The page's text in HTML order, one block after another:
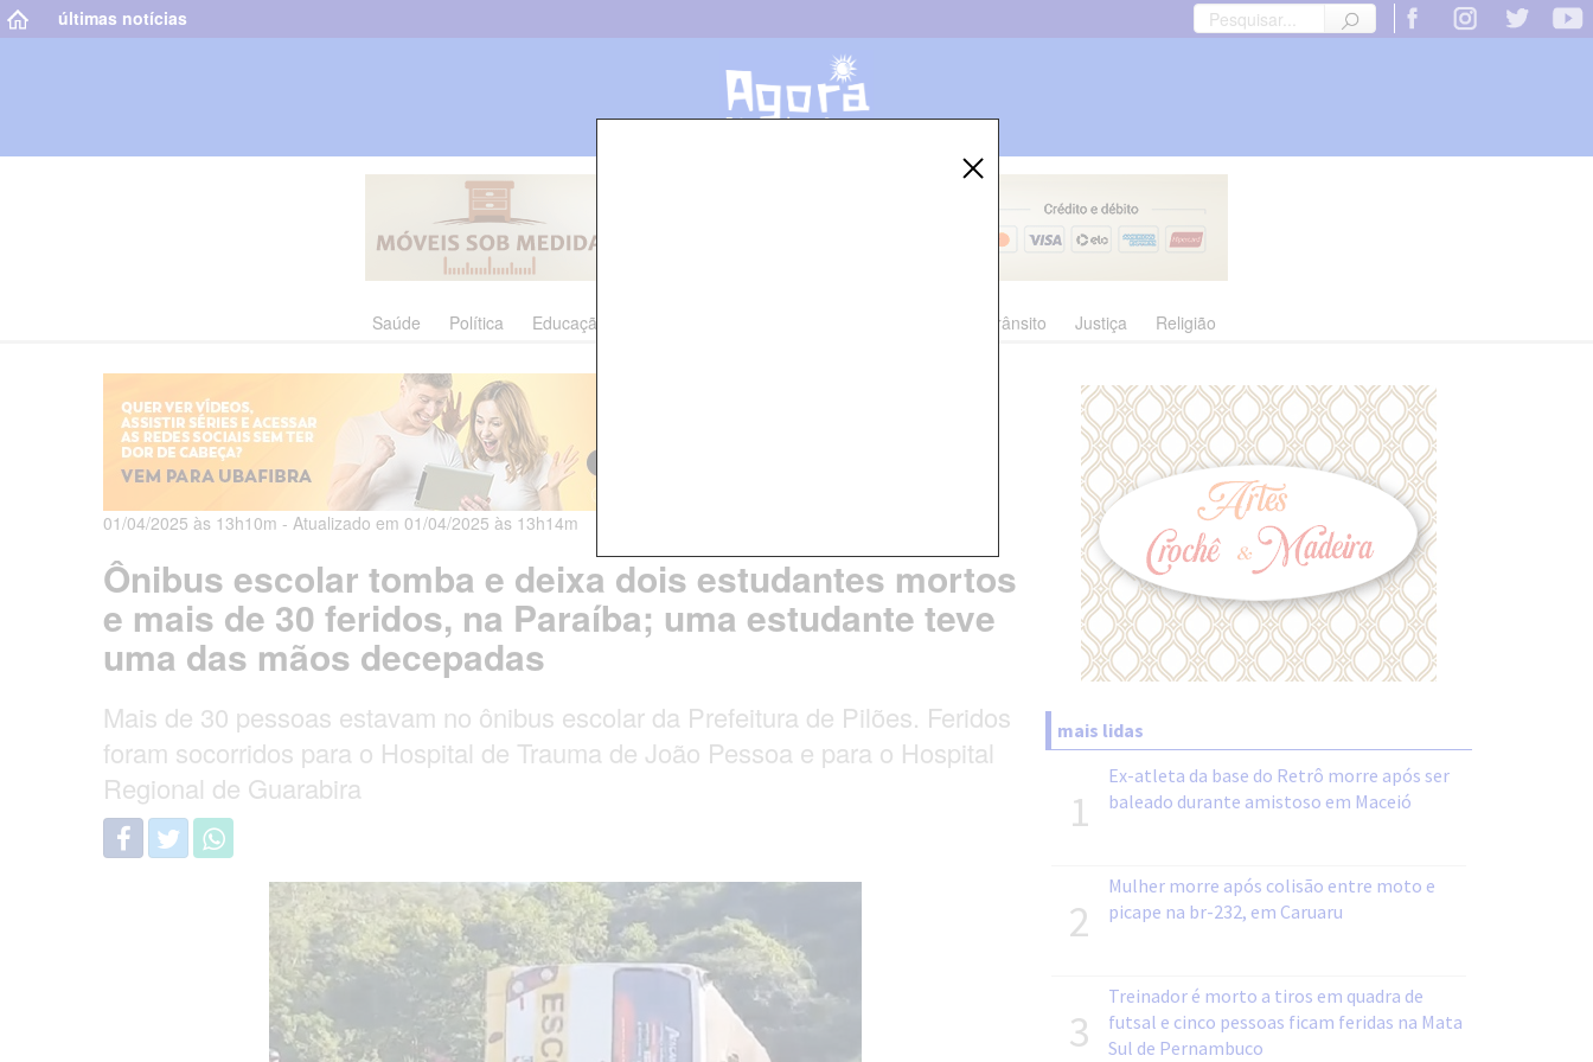
últimas notícias
Saúde Política Educação Trânsito Justiça Religião
01/04/2025 às 13h10m - Atualizado em 01/04/2025 às 13h14m
Ônibus escolar tomba e deixa dois estudantes mortos
e mais de 30 feridos, na Paraíba; uma estudante teve
uma das mãos decepadas
Mais de 30 pessoas estavam no ônibus escolar da Prefeitura de Pilões. Feridos
foram socorridos para o Hospital de Trauma de João Pessoa e para o Hospital
Regional de Guarabira
mais lidas
1
Ex-atleta da base do Retrô morre após ser
baleado durante amistoso em Maceió
2
Mulher morre após colisão entre moto e
picape na br-232, em Caruaru
3
Treinador é morto a tiros em quadra de
futsal e cinco pessoas ficam feridas na Mata
Sul de Pernambuco